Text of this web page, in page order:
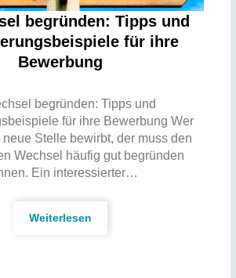
begründen: Tipps und
für ihre
Bewerbung
begründen: Tipps und
für ihre Bewerbung Wer
Stelle bewirbt, der muss den
Wechsel häufig gut begründen
Ein interessierter…
Weiterlesen